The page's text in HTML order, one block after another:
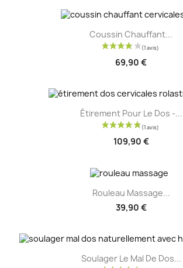
Coussin Chauffant...
69,90 €
Étirement Pour Le Dos -...
109,90 €
Rouleau Massage...
39,90 €
Soulager Le Mal De Dos...